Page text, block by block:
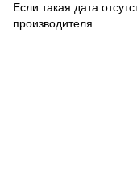
Если такая дата
производителя